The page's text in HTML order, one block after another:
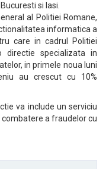
si Iasi.
al Politiei Romane,
informatica a
care in cadrul Politiei
directie specializata in
in primele noua luni
au crescut cu 10%
va include un serviciu
a fraudelor cu